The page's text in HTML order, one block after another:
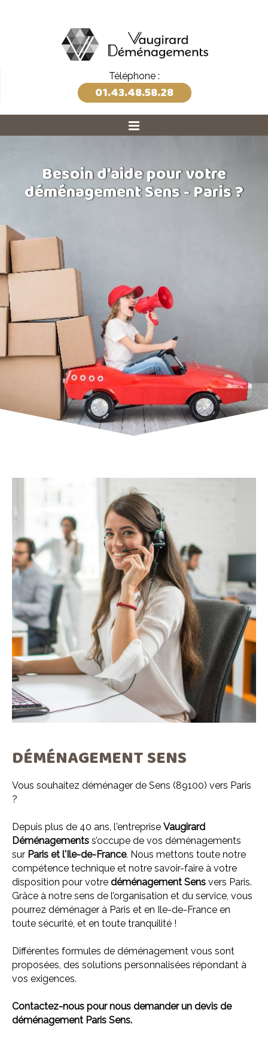
Téléphone :
01.43.48.58.28
Besoin d'aide pour votre
déménagement Sens - Paris ?
DÉMÉNAGEMENT SENS
Vous souhaitez déménager de Sens (89100) vers Paris
?
Depuis plus de 40 ans, l'entreprise Vaugirard
Déménagements s’occupe de vos déménagements
sur Paris et l'Ile-de-France. Nous mettons toute notre
compétence technique et notre savoir-faire à votre
disposition pour votre déménagement Sens vers Paris.
Grâce à notre sens de l’organisation et du service, vous
pourrez déménager à Paris et en Ile-de-France en
toute sécurité, et en toute tranquilité !
Différentes formules de déménagement vous sont
proposées, des solutions personnalisées répondant à
vos exigences.
Contactez-nous pour nous demander un devis de
déménagement Paris Sens.